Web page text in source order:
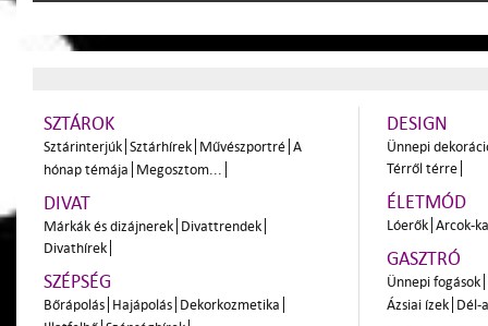
SZTÁROK
Sztárinterjúk Sztárhírek Művészportré A
hónap témája Megosztom...
DIVAT
Márkák és dizájnerek Divattrendek
Divathírek
SZÉPSÉG
Bőrápolás Hajápolás Dekorkozmetika
DESIGN
Ünnepi
Térről térre
ÉLETMÓD
Lóerők Arcok-
GASZTRÓ
Ünnepi fogások
Ázsiai ízek Dél-